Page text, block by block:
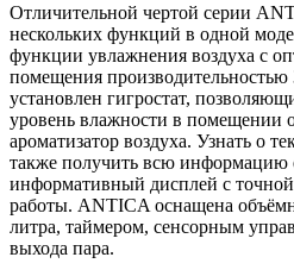
Отличительной чертой серии
нескольких функций в одной
функции увлажнения воздуха с
помещения производительностью
установлен гигростат,
уровень влажности в помещении
ароматизатор воздуха. Узнать о
также получить всю информацию
информативный дисплей с
работы. ANTICA оснащена
литра, таймером, сенсорным
выхода пара.